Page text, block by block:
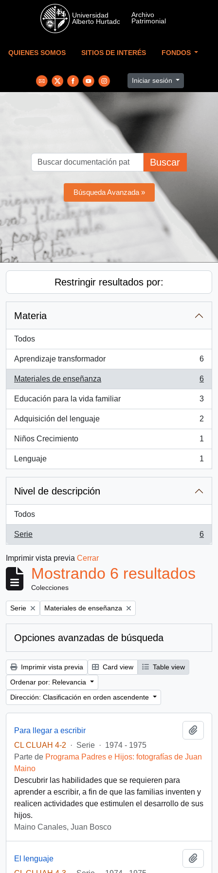
Skip to main content
QUIENES SOMOS SITIOS DE INTERÉS FONDOS
Iniciar sesión
Buscar
Búsqueda Avanzada »
Restringir resultados por:
Materia
Todos
Aprendizaje transformador
, 6 resultados
6
Materiales de enseñanza
, 6 resultados
6
Educación para la vida familiar
, 3 resultados
3
Adquisición del lenguaje
, 2 resultados
2
Niños Crecimiento
, 1 resultados
1
Lenguaje
, 1 resultados
1
Nivel de descripción
Todos
Serie
, 6 resultados
6
Imprimir vista previa Cerrar
Mostrando 6 resultados
Colecciones
Remove filter:
Serie Remove filter:
Materiales de enseñanza
Opciones avanzadas de búsqueda
Imprimir vista previa Card view
Table view
Ordenar por: Relevancia
Dirección: Clasificación en orden ascendente
Para llegar a escribir
CL CLUAH 4-2
· Serie · 1974 - 1975
Parte de Programa Padres e Hijos: fotografías de Juan
Maino
Descubrir las habilidades que se requieren para
aprender a escribir, a fin de que las familias inventen y
realicen actividades que estimulen el desarrollo de sus
hijos.
Maino Canales, Juan Bosco
El lenguaje